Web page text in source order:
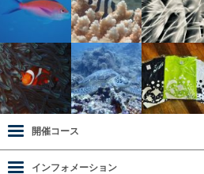
開催コース
インフォメーション